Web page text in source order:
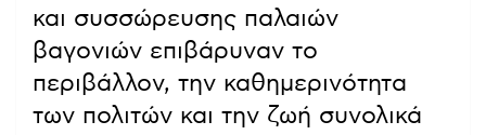
και συσσώρευσης παλαιών
βαγονιών επιβάρυναν το
περιβάλλον, την καθημερινότητα
των πολιτών και την ζωή συνολικά